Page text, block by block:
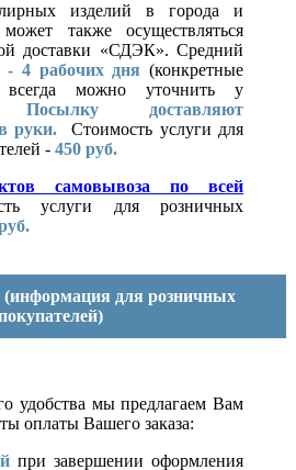
изделий в города и
также осуществляться
доставки «СДЭК». Средний
- 4 рабочих дня (конкретные
всегда можно уточнить у
Посылку доставляют
руки.
Стоимость услуги для
- 450 руб.
самовывоза по всей
услуги для розничных
(информация для розничных
удобства мы предлагаем Вам
оплаты Вашего заказа:
при завершении оформления